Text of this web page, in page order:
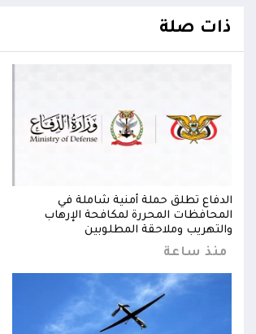
ذات صلة
الدفاع تطلق حملة أمنية شاملة في
المحافظات المحررة لمكافحة الإرهاب
والتهريب وملاحقة المطلوبين
منذ ساعة